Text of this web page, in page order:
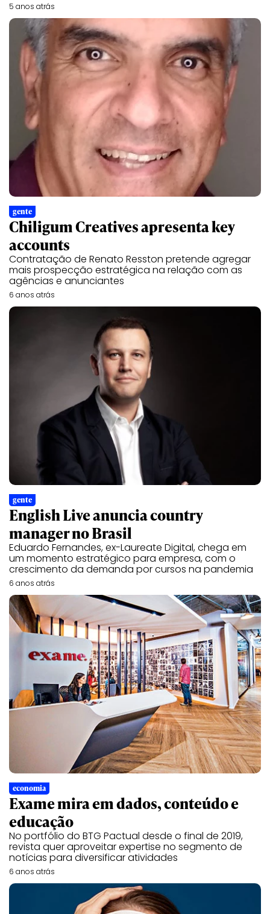
5 anos atrás
gente
Chiligum Creatives apresenta key
accounts
Contratação de Renato Resston pretende agregar
mais prospecção estratégica na relação com as
agências e anunciantes
6 anos atrás
gente
English Live anuncia country
manager no Brasil
Eduardo Fernandes, ex-Laureate Digital, chega em
um momento estratégico para empresa, com o
crescimento da demanda por cursos na pandemia
6 anos atrás
economia
Exame mira em dados, conteúdo e
educação
No portfólio do BTG Pactual desde o final de 2019,
revista quer aproveitar expertise no segmento de
notícias para diversificar atividades
6 anos atrás